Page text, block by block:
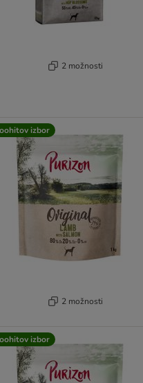
2 možnosti
izbor
2 možnosti
izbor